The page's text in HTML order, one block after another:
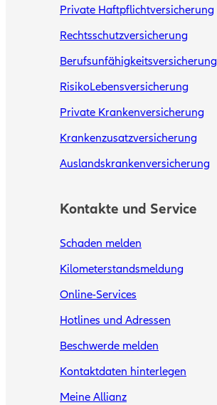
Private Haftpflichtversicherung
Rechtsschutzversicherung
Berufsunfähigkeitsversicherung
RisikoLebensversicherung
Private Krankenversicherung
Krankenzusatzversicherung
Auslandskrankenversicherung
Kontakte und Service
Schaden melden
Kilometerstandsmeldung
Online-Services
Hotlines und Adressen
Beschwerde melden
Kontaktdaten hinterlegen
Meine Allianz